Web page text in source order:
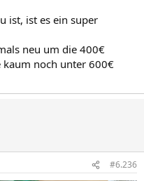
ist, ist es ein super
neu um die 400€
kaum noch unter 600€
#6.236